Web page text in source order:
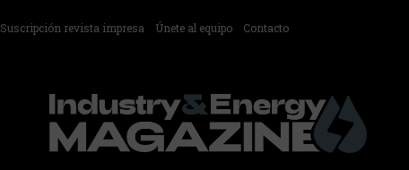
Suscripción revista impresa Únete al equipo Contacto